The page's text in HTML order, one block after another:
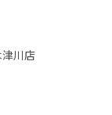
川店